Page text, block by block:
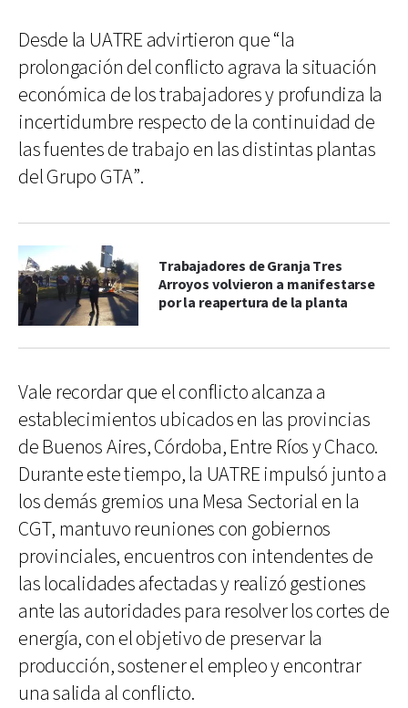
Desde la UATRE advirtieron que “la
prolongación del conflicto agrava la situación
económica de los trabajadores y profundiza la
incertidumbre respecto de la continuidad de
las fuentes de trabajo en las distintas plantas
del Grupo GTA”.
Trabajadores de Granja Tres
Arroyos volvieron a manifestarse
por la reapertura de la planta
Vale recordar que el conflicto alcanza a
establecimientos ubicados en las provincias
de Buenos Aires, Córdoba, Entre Ríos y Chaco.
Durante este tiempo, la UATRE impulsó junto a
los demás gremios una Mesa Sectorial en la
CGT, mantuvo reuniones con gobiernos
provinciales, encuentros con intendentes de
las localidades afectadas y realizó gestiones
ante las autoridades para resolver los cortes de
energía, con el objetivo de preservar la
producción, sostener el empleo y encontrar
una salida al conflicto.